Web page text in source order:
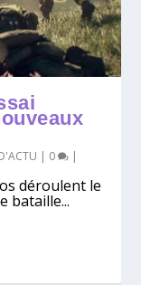
| 0 |
déroulent le
bataille...